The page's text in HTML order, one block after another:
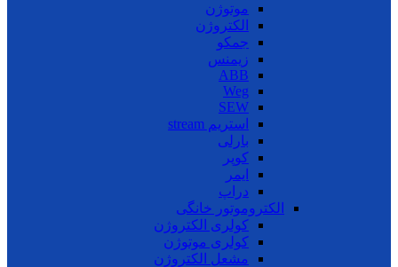
موتوژن
الکتروژن
جمکو
زیمنس
ABB
Weg
SEW
استریم stream
بارلی
کوپر
ایمر
دراپ
الکتروموتور خانگی
کولری الکتروژن
کولری موتوژن
مشعل الکتروژن